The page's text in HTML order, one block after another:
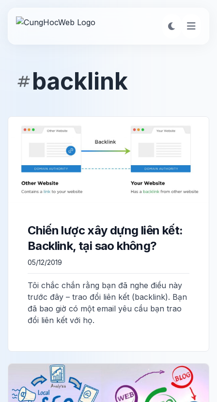
backlink
Chiến lược xây dựng liên kết:
Backlink, tại sao không?
05/12/2019
Tôi chắc chắn rằng bạn đã nghe điều này
trước đây – trao đổi liên kết (backlink). Bạn
đã bao giờ có một email yêu cầu bạn trao
đổi liên kết với họ.